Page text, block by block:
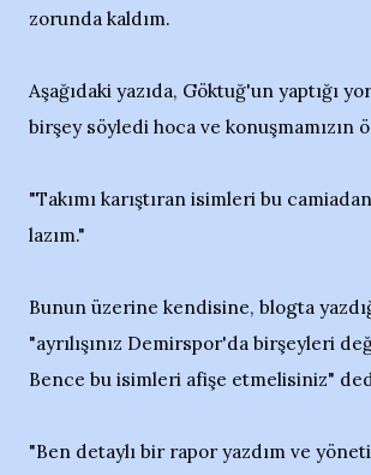
zorunda kaldım.
Aşağıdaki yazıda, Göktuğ'un yaptığı
birşey söyledi hoca ve konuşmamızın
"Takımı karıştıran isimleri bu
lazım."
Bunun üzerine kendisine, blogta
"ayrılışınız Demirspor'da birşeyleri
Bence bu isimleri afişe etmelisiniz"
"Ben detaylı bir rapor yazdım ve